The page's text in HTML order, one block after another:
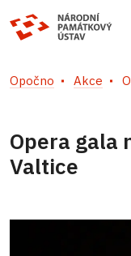
Opočno Akce
Opera gala
Valtice